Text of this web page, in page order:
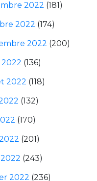
2022 (181)
2022 (174)
2022 (200)
(136)
2022 (118)
(132)
(170)
(201)
2022 (243)
2022 (236)